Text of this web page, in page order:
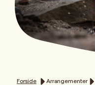
Forside Arrangementer